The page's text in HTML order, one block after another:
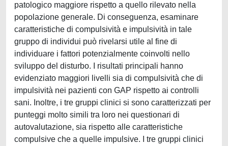
patologico maggiore rispetto a quello rilevato nella
popolazione generale. Di conseguenza, esaminare
caratteristiche di compulsività e impulsività in tale
gruppo di individui può rivelarsi utile al fine di
individuare i fattori potenzialmente coinvolti nello
sviluppo del disturbo. I risultati principali hanno
evidenziato maggiori livelli sia di compulsività che di
impulsività nei pazienti con GAP rispetto ai controlli
sani. Inoltre, i tre gruppi clinici si sono caratterizzati per
punteggi molto simili tra loro nei questionari di
autovalutazione, sia rispetto alle caratteristiche
compulsive che a quelle impulsive. I tre gruppi clinici